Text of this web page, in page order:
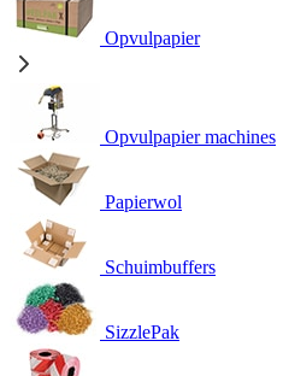
Opvulpapier
Opvulpapier machines
Papierwol
Schuimbuffers
SizzlePak